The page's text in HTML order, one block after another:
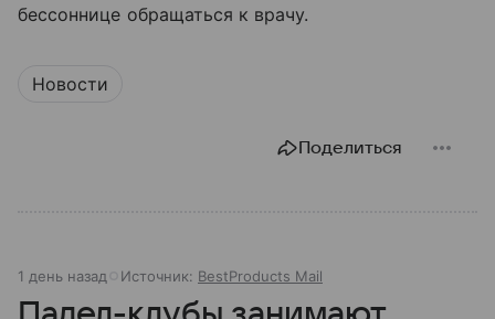
бессоннице обращаться к врачу.
Новости
Поделиться
1 день назад Источник: BestProducts Mail